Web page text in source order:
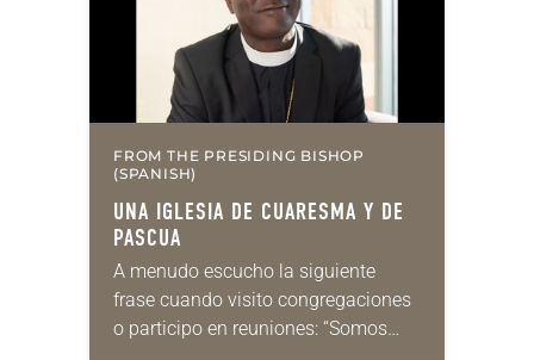
FROM THE PRESIDING BISHOP
(SPANISH)
UNA IGLESIA DE CUARESMA Y DE
PASCUA
A menudo escucho la siguiente
frase cuando visito congregaciones
o participo en reuniones: “Somos